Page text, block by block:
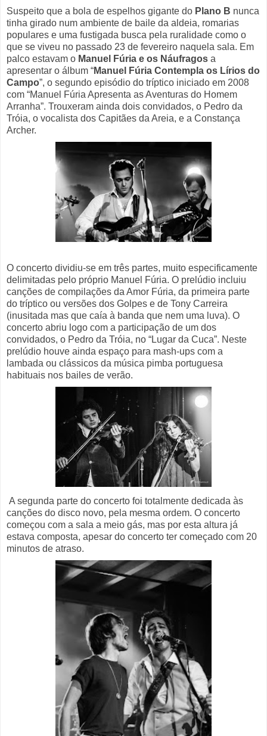
Suspeito que a bola de espelhos gigante do Plano B nunca
tinha girado num ambiente de baile da aldeia, romarias
populares e uma fustigada busca pela ruralidade como o
que se viveu no passado 23 de fevereiro naquela sala. Em
palco estavam o Manuel Fúria e os Náufragos a
apresentar o álbum “Manuel Fúria Contempla os Lírios do
Campo”, o segundo episódio do tríptico iniciado em 2008
com “Manuel Fúria Apresenta as Aventuras do Homem
Arranha”. Trouxeram ainda dois convidados, o Pedro da
Tróia, o vocalista dos Capitães da Areia, e a Constança
Archer.
O concerto dividiu-se em três partes, muito especificamente
delimitadas pelo próprio Manuel Fúria. O prelúdio incluiu
canções de compilações da Amor Fúria, da primeira parte
do tríptico ou versões dos Golpes e de Tony Carreira
(inusitada mas que caía à banda que nem uma luva). O
concerto abriu logo com a participação de um dos
convidados, o Pedro da Tróia, no “Lugar da Cuca”. Neste
prelúdio houve ainda espaço para mash-ups com a
lambada ou clássicos da música pimba portuguesa
habituais nos bailes de verão.
A segunda parte do concerto foi totalmente dedicada às
canções do disco novo, pela mesma ordem. O concerto
começou com a sala a meio gás, mas por esta altura já
estava composta, apesar do concerto ter começado com 20
minutos de atraso.